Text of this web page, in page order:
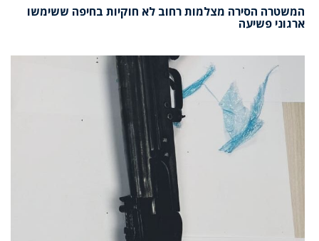
המשטרה הסירה מצלמות רחוב לא חוקיות בחיפה ששימשו
ארגוני פשיעה